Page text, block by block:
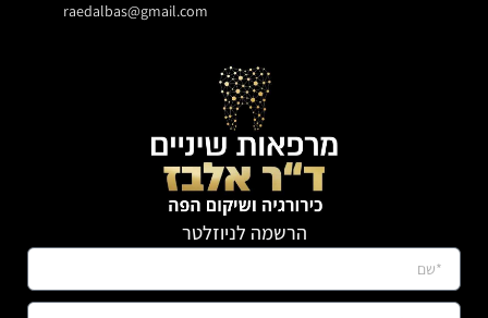
raedalbas@gmail.com
הרשמה לניוזלטר